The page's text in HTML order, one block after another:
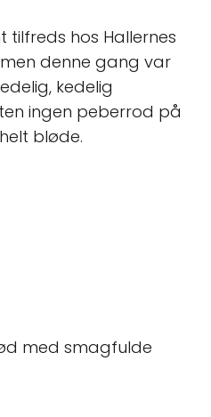
hos Hallernes
denne gang var
kedelig
ingen peberrod på
bløde.
med smagfulde